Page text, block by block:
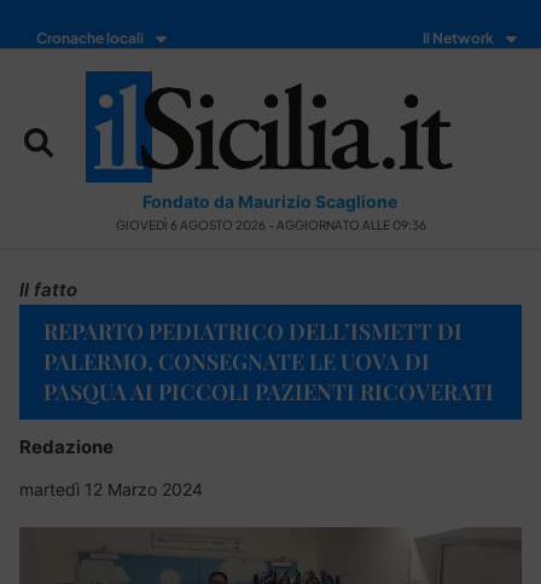
Cronache locali Il Network
Fondato da Maurizio Scaglione
GIOVEDÌ 6 AGOSTO 2026 - AGGIORNATO ALLE 09:36
Il fatto
REPARTO PEDIATRICO DELL’ISMETT DI
PALERMO, CONSEGNATE LE UOVA DI
PASQUA AI PICCOLI PAZIENTI RICOVERATI
Redazione
martedì 12 Marzo 2024